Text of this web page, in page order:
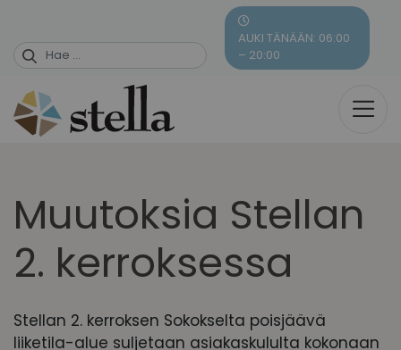
content
AUKI TÄNÄÄN: 06:00
– 20:00
Muutoksia Stellan
2. kerroksessa
Stellan 2. kerroksen Sokokselta poisjäävä
liiketila-alue suljetaan asiakaskululta kokonaan